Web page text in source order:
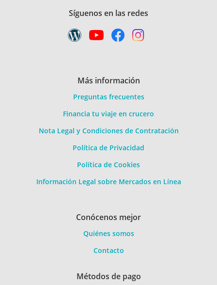
Síguenos en las redes
Más información
Preguntas frecuentes
Financia tu viaje en crucero
Nota Legal y Condiciones de Contratación
Política de Privacidad
Política de Cookies
Información Legal sobre Mercados en Línea
Conócenos mejor
Quiénes somos
Contacto
Métodos de pago